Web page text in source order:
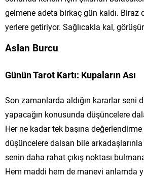
gelmene adeta birkaç gün kaldı. Biraz
yerlere getiriyor. Sağlıcakla kal,
Aslan Burcu
Günün Tarot Kartı: Kupaların Ası
Son zamanlarda aldığın kararlar seni
yapacağın konusunda düşüncelere
Her ne kadar tek başına
düşüncelere dalsan bile
senin daha rahat çıkış noktası
Hem maddi hem de manevi anlamda